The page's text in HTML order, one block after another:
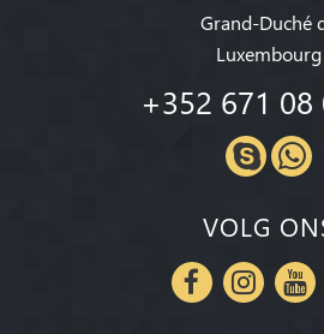
Grand-Duché
Luxembourg
+352 671 08
VOLG